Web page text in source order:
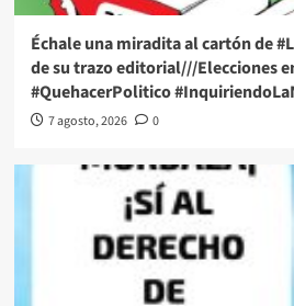
Échale una miradita al cartón de
de su trazo editorial///Elecciones
#QuehacerPolitico
7 agosto, 2026 0